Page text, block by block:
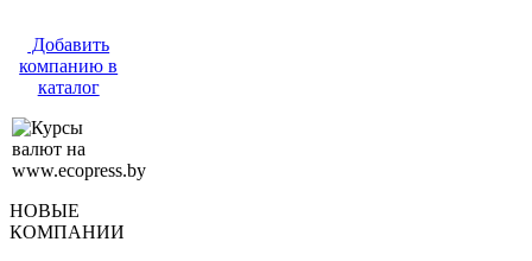
Добавить
компанию в
каталог
НОВЫЕ
КОМПАНИИ